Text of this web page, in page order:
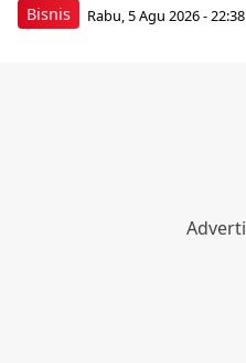
Bisnis Rabu, 5 Agu 2026 - 22:38